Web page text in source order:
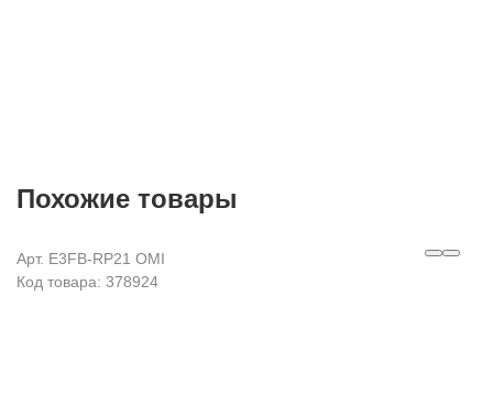
Похожие товары
Арт. E3FB-RP21 OMI
Код товара: 378924